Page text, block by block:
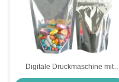
Digitale Druckmaschine mit
Haltbeutel für Verpackung von